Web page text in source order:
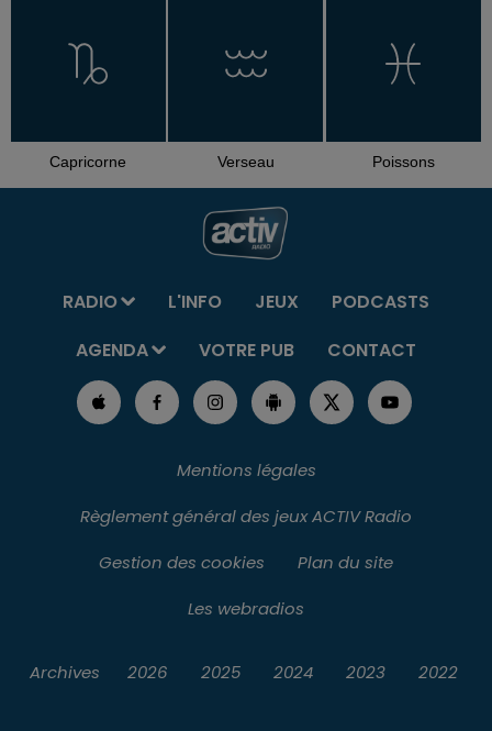
Capricorne Verseau Poissons
RADIO L'INFO JEUX
PODCASTS
AGENDA
VOTRE PUB CONTACT
Mentions légales
Règlement général des jeux ACTIV Radio
Gestion des cookies
Plan du site
Les webradios
Archives 2026 2025 2024 2023 2022